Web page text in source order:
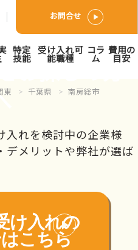
お問合せ
特定
技能
受け入れ可
能職種
コラ
ム
費用の
目安
国人人材派
お探しの方
東 千葉県 南房総市
入れを検討中の企業様
デメリットや弊社が選ば
け入れの
こちら